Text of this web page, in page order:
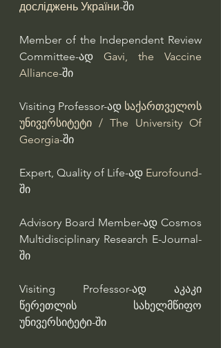
досліджень України-ში
Member of the Independent Review
Committee-ად Gavi, the Vaccine
Alliance-ში
Visiting Professor-ად საქართველოს
უნივერსიტეტი / The University Of
Georgia-ში
Expert, Quality of Life-ად Eurofound-
ში
Advisory Board Member-ად Cosmos
Multidisciplinary Research E-Journal-
ში
Visiting Professor-ად აკაკი
წერეთლის სახელმწიფო
უნივერსიტეტი-ში